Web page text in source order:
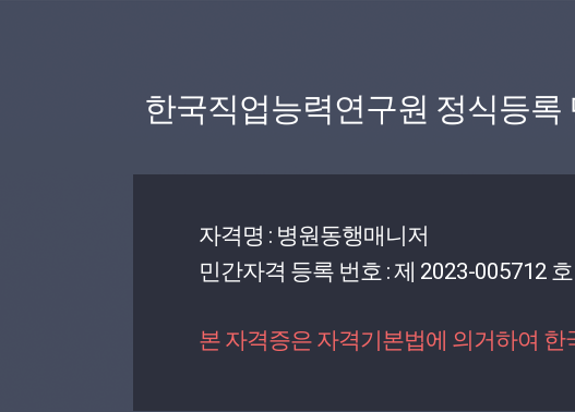
한국직업능력연구원 정식등록
자격명 : 병원동행매니저
민간자격 등록 번호 : 제 2023-005712 호
본 자격증은 자격기본법에 의거하여